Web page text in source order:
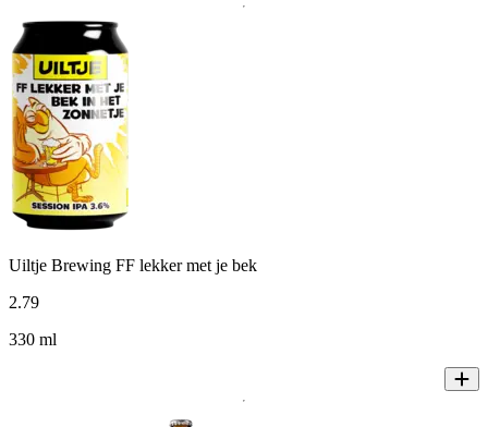
Uiltje Brewing FF lekker met je bek
2.79
330 ml